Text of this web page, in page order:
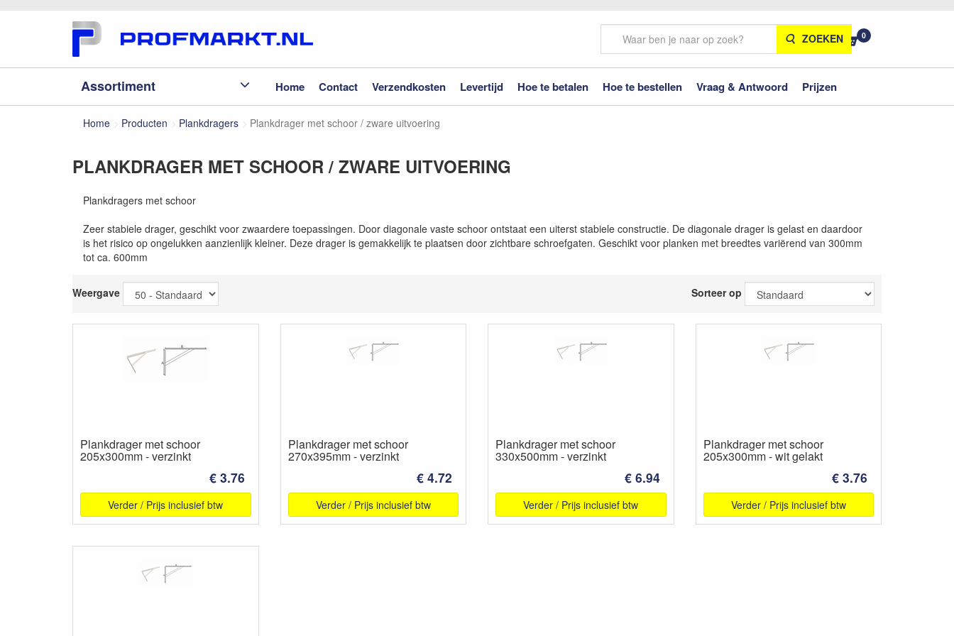
ZOEKEN 0
Assortiment Home Contact Verzendkosten Levertijd Hoe te betalen Hoe te bestellen Vraag & Antwoord Prijzen
Home Producten Plankdragers Plankdrager met schoor / zware uitvoering
PLANKDRAGER MET SCHOOR / ZWARE UITVOERING
Plankdragers met schoor
Zeer stabiele drager, geschikt voor zwaardere toepassingen. Door diagonale vaste schoor ontstaat een uiterst stabiele constructie. De diagonale drager is gelast en daardoor
is het risico op ongelukken aanzienlijk kleiner. Deze drager is gemakkelijk te plaatsen door zichtbare schroefgaten. Geschikt voor planken met breedtes variërend van 300mm
tot ca. 600mm
Weergave Sorteer op
Plankdrager met schoor
205x300mm - verzinkt
€ 3.76
Verder / Prijs inclusief btw
Plankdrager met schoor
270x395mm - verzinkt
€ 4.72
Verder / Prijs inclusief btw
Plankdrager met schoor
330x500mm - verzinkt
€ 6.94
Verder / Prijs inclusief btw
Plankdrager met schoor
205x300mm - wit gelakt
€ 3.76
Verder / Prijs inclusief btw